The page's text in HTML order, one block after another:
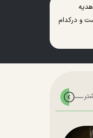
و درکدام